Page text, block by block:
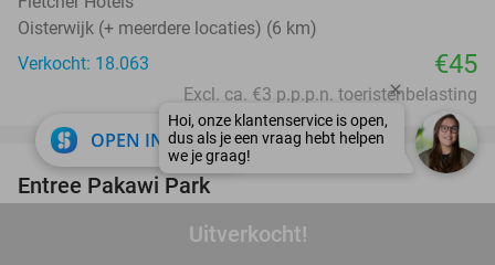
Uitverkocht!
Oisterwijk (+ meerdere locaties) (6 km)
Verkocht: 18.063
€45
Excl. ca. €3 p.p.p.n. toeristenbelasting
28%
favorite_border
Entree Pakawi Park
OPEN IN APP close